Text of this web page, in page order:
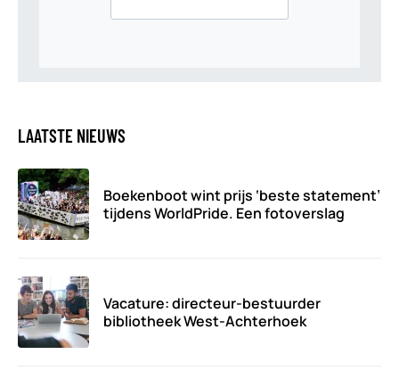
LAATSTE NIEUWS
Boekenboot wint prijs ‘beste statement’
tijdens WorldPride. Een fotoverslag
Vacature: directeur-bestuurder
bibliotheek West-Achterhoek